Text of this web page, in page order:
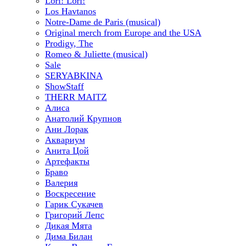
Los Havtanos
Notre-Dame de Paris (musical)
Original merch from Europe and the USA
Prodigy, The
Romeo & Juliette (musical)
Sale
SERYABKINA
ShowStaff
THERR MAITZ
Алиса
Анатолий Крупнов
Ани Лорак
Аквариум
Анита Цой
Артефакты
Браво
Валерия
Воскресение
Гарик Сукачев
Григорий Лепс
Дикая Мята
Дима Билан